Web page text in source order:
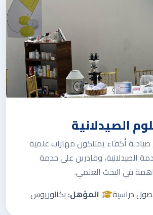
الصيدلانية
أكفاء يمتلكون مهارات علمية
الصيدلانية، وقادرين على خدمة
في البحث العلمي.
المؤهل:بكالوريوس